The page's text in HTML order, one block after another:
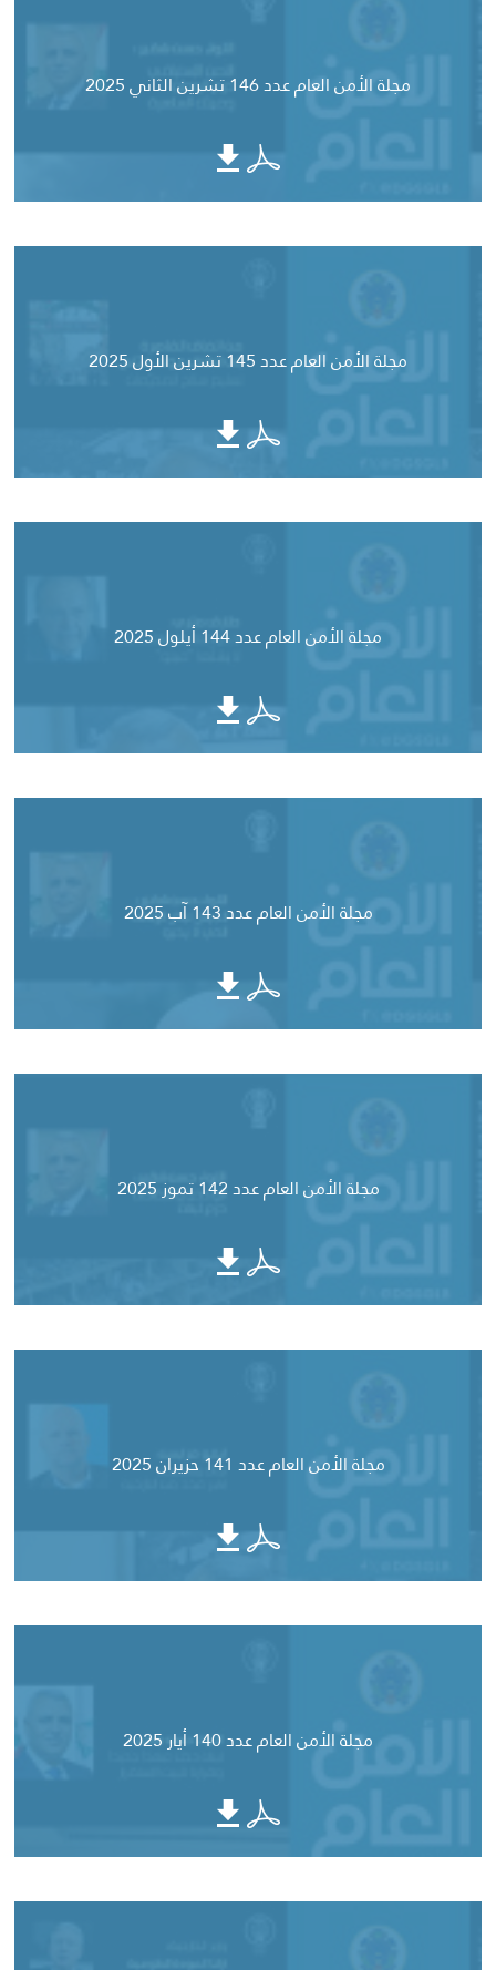
مجلة الأمن العام عدد 146 تشرين الثاني 2025
مجلة الأمن العام عدد 145 تشرين الأول 2025
مجلة الأمن العام عدد 144 أيلول 2025
مجلة الأمن العام عدد 143 آب 2025
مجلة الأمن العام عدد 142 تموز 2025
مجلة الأمن العام عدد 141 حزيران 2025
مجلة الأمن العام عدد 140 أيار 2025